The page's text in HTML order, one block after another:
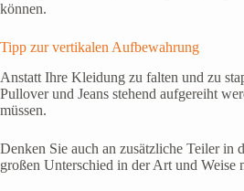
können.
Tipp zur vertikalen Aufbewahrung
Anstatt Ihre Kleidung zu falten und zu
Pullover und Jeans stehend aufgereiht
müssen.
Denken Sie auch an zusätzliche Teiler in
großen Unterschied in der Art und